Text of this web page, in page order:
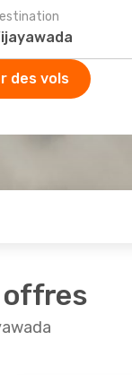
des vols
offres